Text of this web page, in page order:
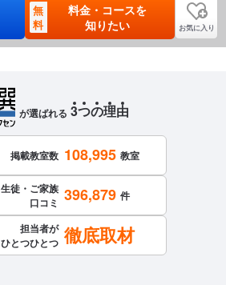
無
料
料金・コースを
知りたい
お気に入り
が選ばれる 3つの理由
掲載教室数 108,995 教室
生徒・ご家族
口コミ 396,879 件
担当者が
ひとつひとつ 徹底取材